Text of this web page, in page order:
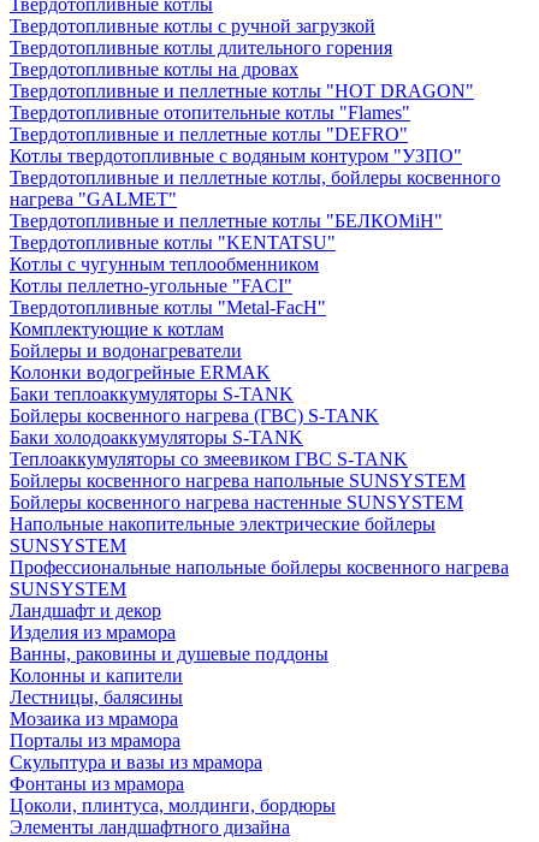
Твердотопливные котлы
Твердотопливные котлы с ручной загрузкой
Твердотопливные котлы длительного горения
Твердотопливные котлы на дровах
Твердотопливные и пеллетные котлы "HOT DRAGON"
Твердотопливные отопительные котлы "Flames"
Твердотопливные и пеллетные котлы "DEFRO"
Котлы твердотопливные с водяным контуром "УЗПО"
Твердотопливные и пеллетные котлы, бойлеры косвенного
нагрева "GALMET"
Твердотопливные и пеллетные котлы "БЕЛКОМiН"
Твердотопливные котлы "KENTATSU"
Котлы с чугунным теплообменником
Котлы пеллетно-угольные "FACI"
Твердотопливные котлы "Metal-FacH"
Комплектующие к котлам
Бойлеры и водонагреватели
Колонки водогрейные ERMAK
Баки теплоаккумуляторы S-TANK
Бойлеры косвенного нагрева (ГВС) S-TANK
Баки холодоаккумуляторы S-TANK
Теплоаккумуляторы со змеевиком ГВС S-TANK
Бойлеры косвенного нагрева напольные SUNSYSTEM
Бойлеры косвенного нагрева настенные SUNSYSTEM
Напольные накопительные электрические бойлеры
SUNSYSTEM
Профессиональные напольные бойлеры косвенного нагрева
SUNSYSTEM
Ландшафт и декор
Изделия из мрамора
Ванны, раковины и душевые поддоны
Колонны и капители
Лестницы, балясины
Мозаика из мрамора
Порталы из мрамора
Скульптура и вазы из мрамора
Фонтаны из мрамора
Цоколи, плинтуса, молдинги, бордюры
Элементы ландшафтного дизайна